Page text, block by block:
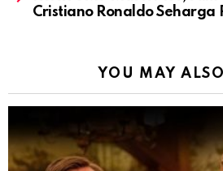
Cristiano Ronaldo Seharga
YOU MAY